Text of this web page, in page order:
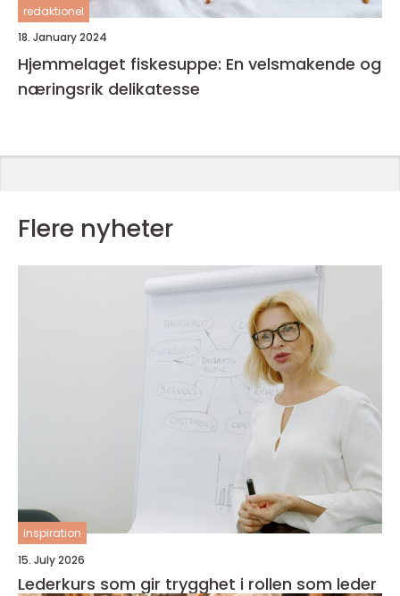
redaktionel
18. January 2024
Hjemmelaget fiskesuppe: En velsmakende og
næringsrik delikatesse
Flere nyheter
inspiration
15. July 2026
Lederkurs som gir trygghet i rollen som leder